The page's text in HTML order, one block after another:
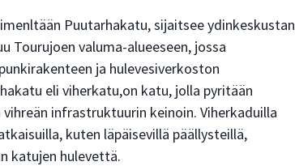
Puutarhakatu, sijaitsee ydinkeskustan
Tourujoen valuma-alueeseen, jossa
ja hulevesiverkoston
eli viherkatu,on katu, jolla pyritään
infrastruktuurin keinoin. Viherkaduilla
kuten läpäisevillä päällysteillä,
katujen hulevettä.